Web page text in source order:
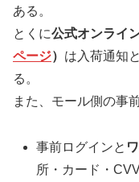
ある。
とくに公式オンライ
ページ） は入荷通知
る。
また、モール側の事
事前ログインと
所・カード・